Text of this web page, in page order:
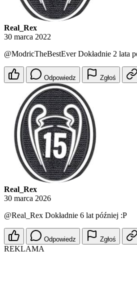
Real_Rex
30 marca 2022
@ModricTheBestEverDokładnie 2 lata
Odpowiedz Zgłoś
Real_Rex
30 marca 2026
@Real_Rex Dokładnie 6 lat później :P
Odpowiedz Zgłoś
REKLAMA